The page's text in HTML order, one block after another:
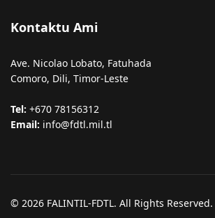
Kontaktu Ami
Ave. Nicolao Lobato, Fatuhada
Comoro, Dili, Timor-Leste
Tel: +670 78156312
Email: info@fdtl.mil.tl
© 2026 FALINTIL-FDTL. All Rights Reserved.